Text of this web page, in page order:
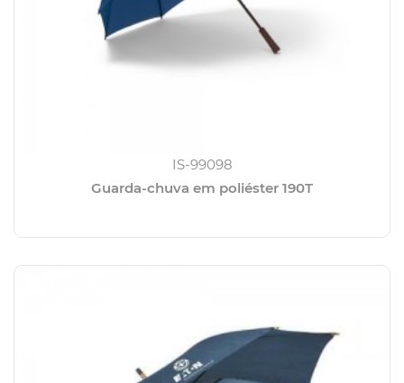
IS-99098
Guarda-chuva em poliéster 190T